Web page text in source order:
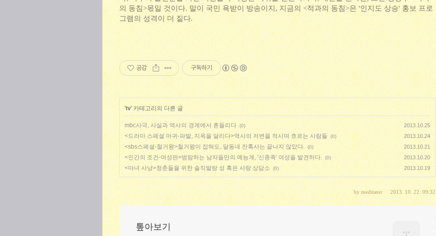
의 동침>몫일 것이다. 말이 국민 욕받이 방송이지, 지금의 <적과의 동침>은 '인지도 상승' 홍보 프로
그램의 성격이 더 짙다.
공감 구독하기
'tv' 카테고리의 다른 글
mbc사극, 사실과 역사의 경계에서 흔들리다 (0) 2013.10.25
<드라마 스페셜 마귀-파발, 지옥을 달리다>역사의 저변을 적시며 흐르는 사람들 (0) 2013.10.24
<sbs스페셜-철거왕>철거왕이 잡혀도, 달동네 잔혹사는 끝나지 않았다. (0) 2013.10.21
<인간의 조건-여성판>범람하는 남자들만의 예능계, '신종족' 여성을 발견하다. (0) 2013.10.20
<마녀 사냥>청춘들을 위한 솔직발랑 성 혹은 사랑 상담소 (0) 2013.10.19
bymeditator 2013. 10. 22. 09:32
톺아보기